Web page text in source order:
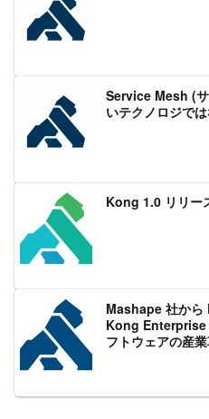
Service Mesh (
いテクノロジで
Kong 1.0 リリー
Mashape 社から
Kong Enterprise
フトウェアの産